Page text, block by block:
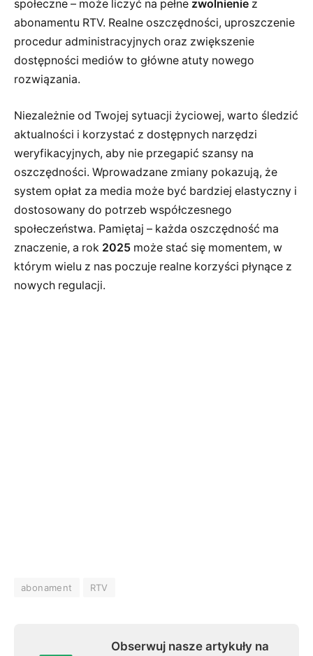
społeczne – może liczyć na pełne zwolnienie z
abonamentu RTV. Realne oszczędności, uproszczenie
procedur administracyjnych oraz zwiększenie
dostępności mediów to główne atuty nowego
rozwiązania.
Niezależnie od Twojej sytuacji życiowej, warto śledzić
aktualności i korzystać z dostępnych narzędzi
weryfikacyjnych, aby nie przegapić szansy na
oszczędności. Wprowadzane zmiany pokazują, że
system opłat za media może być bardziej elastyczny i
dostosowany do potrzeb współczesnego
społeczeństwa. Pamiętaj – każda oszczędność ma
znaczenie, a rok 2025 może stać się momentem, w
którym wielu z nas poczuje realne korzyści płynące z
nowych regulacji.
abonament RTV
Obserwuj nasze artykuły na